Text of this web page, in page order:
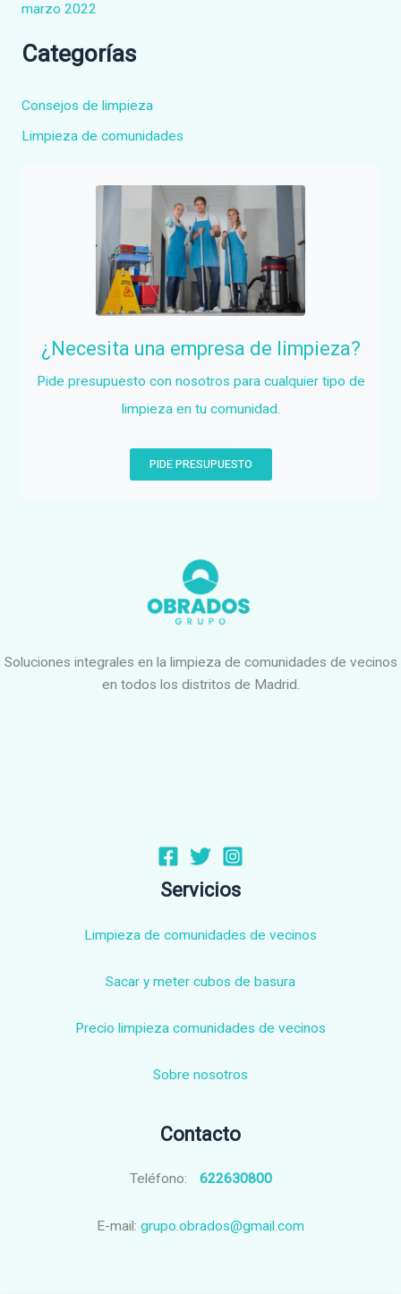
marzo 2022
Categorías
Consejos de limpieza
Limpieza de comunidades
¿Necesita una empresa de limpieza?
Pide presupuesto con nosotros para cualquier tipo de
limpieza en tu comunidad.
PIDE PRESUPUESTO
Soluciones integrales en la limpieza de comunidades de vecinos
en todos los distritos de Madrid.
Servicios
Limpieza de comunidades de vecinos
Sacar y meter cubos de basura
Precio limpieza comunidades de vecinos
Sobre nosotros
Contacto
Teléfono: 622630800
E-mail: grupo.obrados@gmail.com